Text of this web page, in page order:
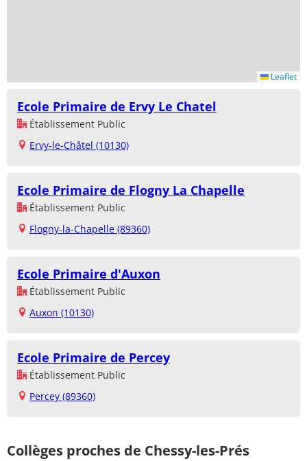
Leaflet
Ecole Primaire de Ervy Le Chatel
Établissement Public
Ervy-le-Châtel (10130)
Ecole Primaire de Flogny La Chapelle
Établissement Public
Flogny-la-Chapelle (89360)
Ecole Primaire d'Auxon
Établissement Public
Auxon (10130)
Ecole Primaire de Percey
Établissement Public
Percey (89360)
Collèges proches de Chessy-les-Prés